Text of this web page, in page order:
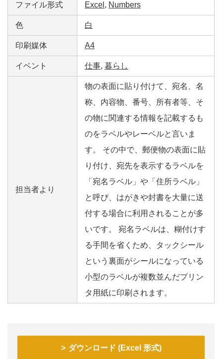
ファイル形式 Excel , Numbers
色 白
印刷媒体 A4
イベント 仕事, 暮らし
担当者より
物の表面に貼り付けて、宛名、名
称、内容物、番号、所有者等、そ
の物に関連する情報を記載するも
のをラベルやレーベルと言いま
す。 その中で、郵便物の表面に貼
り付け、宛先を表示するラベルを
「宛名ラベル」や「住所ラベル」
と呼び、はがきや封書を大量に送
付する場合に利用されることが多
いです。 宛名ラベルは、糊付けす
る手間を省くため、タックシール
という裏面がシールになっている
小型のラベルが複数並んだプリン
タ用紙に印刷されます。
ダウンロード (Excel 形式)